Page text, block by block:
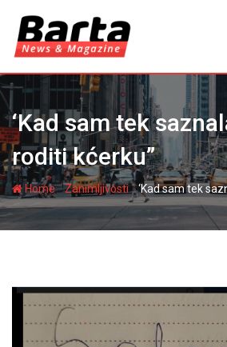
content
‘Kad sam tek
roditi kćerku”
Home-Zanimljivosti-‘Kad sam tek